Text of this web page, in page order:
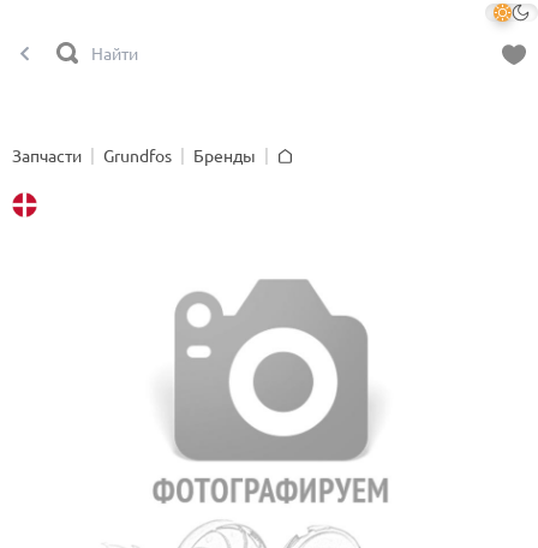
Запчасти Grundfos
Бренды